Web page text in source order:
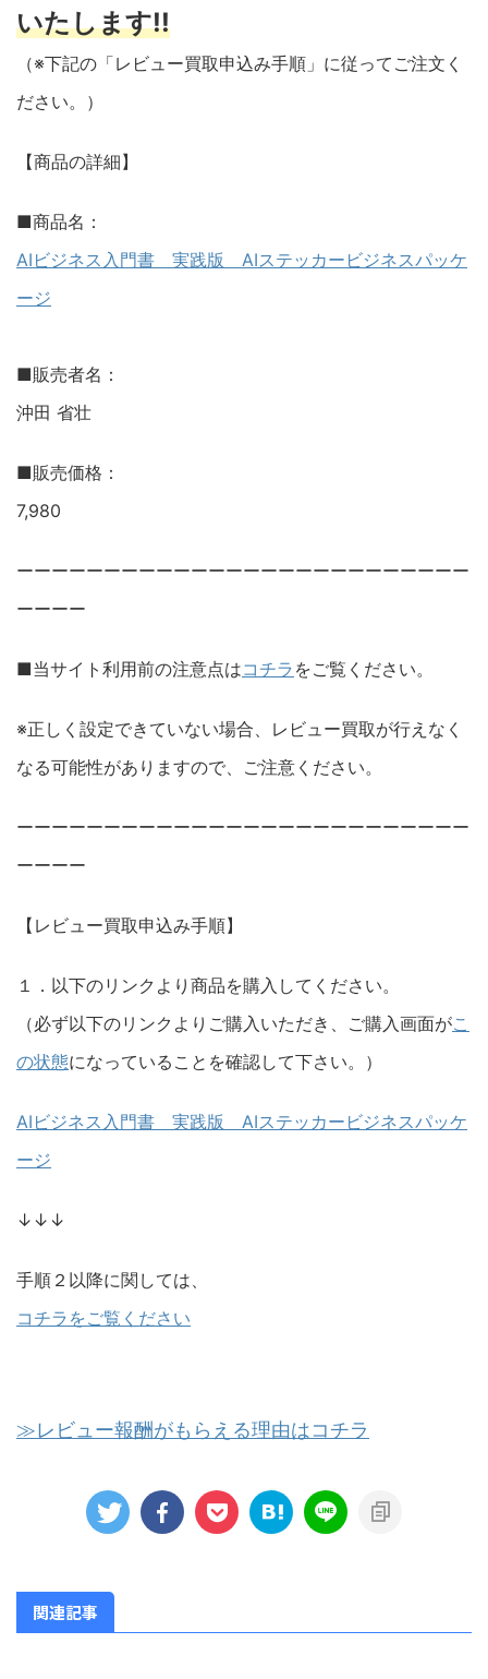
いたします!!
（※下記の「レビュー買取申込み手順」に従ってご注文く
ださい。）
【商品の詳細】
■商品名：
AIビジネス入門書 実践版 AIステッカービジネスパッケ
ージ
■販売者名：
沖田 省壮
■販売価格：
7,980
ーーーーーーーーーーーーーーーーーーーーーーーーーー
ーーーー
■当サイト利用前の注意点はコチラ をご覧ください。
※正しく設定できていない場合、レビュー買取が行えなく
なる可能性がありますので、ご注意ください。
ーーーーーーーーーーーーーーーーーーーーーーーーーー
ーーーー
【レビュー買取申込み手順】
１．以下のリンクより商品を購入してください。
（必ず以下のリンクよりご購入いただき、ご購入画面がこ
の状態になっていることを確認して下さい。）
AIビジネス入門書 実践版 AIステッカービジネスパッケ
ージ
↓↓↓
手順２以降に関しては、
コチラをご覧ください
≫レビュー報酬がもらえる理由はコチラ
関連記事